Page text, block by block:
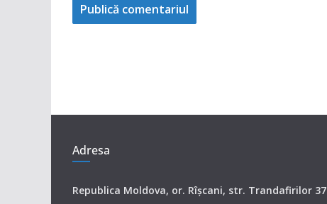
Adresa
Republica Moldova, or. Rîşcani, str. Trandafirilor 37